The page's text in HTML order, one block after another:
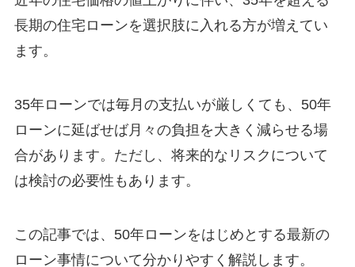
長期の住宅ローンを選択肢に入れる方が増えてい
ます。
35年ローンでは毎月の支払いが厳しくても、50年
ローンに延ばせば月々の負担を大きく減らせる場
合があります。ただし、将来的なリスクについて
は検討の必要性もあります。
この記事では、50年ローンをはじめとする最新の
ローン事情について分かりやすく解説します。